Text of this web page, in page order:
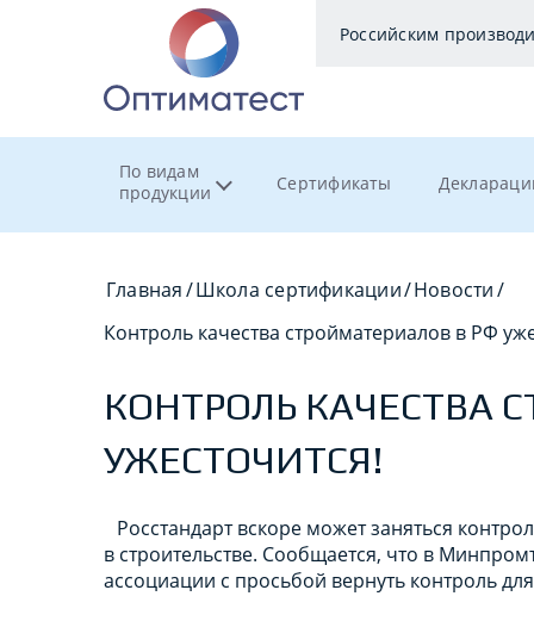
Российским
По видам
продукции
Сертификаты
Главная/Школа сертификации/Новости/
Контроль качества стройматериалов в РФ
КОНТРОЛЬ КАЧЕСТВА
УЖЕСТОЧИТСЯ!
Росстандарт вскоре может заняться
в строительстве. Сообщается, что в
ассоциации с просьбой вернуть контроль